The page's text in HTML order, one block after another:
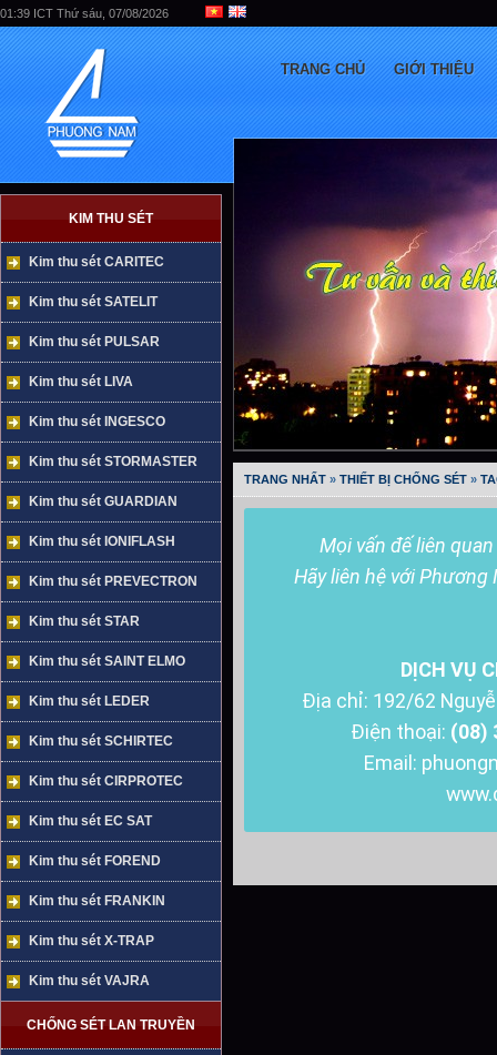
01:39 ICT Thứ sáu, 07/08/2026
TRANG CHỦ GIỚI THIỆU
KIM THU SÉT
Kim thu sét CARITEC
Kim thu sét SATELIT
Kim thu sét PULSAR
Kim thu sét LIVA
Kim thu sét INGESCO
Kim thu sét STORMASTER
Kim thu sét GUARDIAN
Kim thu sét IONIFLASH
Kim thu sét PREVECTRON
Kim thu sét STAR
Kim thu sét SAINT ELMO
Kim thu sét LEDER
Kim thu sét SCHIRTEC
Kim thu sét CIRPROTEC
Kim thu sét EC SAT
Kim thu sét FOREND
Kim thu sét FRANKIN
Kim thu sét X-TRAP
Kim thu sét VAJRA
CHỐNG SÉT LAN TRUYỀN
TRANG NHẤT » THIẾT BỊ CHỐNG SÉT »
Mọi vấn đế liên
Hãy liên hệ với
DỊCH VỤ
Địa chỉ: 192/62
Điện thoại: (08)
Email: